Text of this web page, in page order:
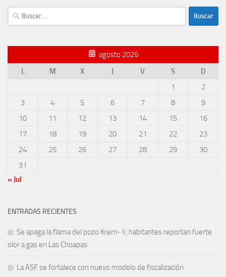
Buscar:
agosto 2026
L
M X J V S
D
1
2
3
4 5 6 7 8
9
10
11 12 13 14 15
16
17
18 19 20 21 22
23
24
25 26 27 28 29
30
31
« Jul
ENTRADAS RECIENTES
Se apaga la flama del pozo Krem-1; habitantes reportan fuerte
olor a gas en Las Choapas
La ASF se fortalece con nuevo modelo de fiscalización